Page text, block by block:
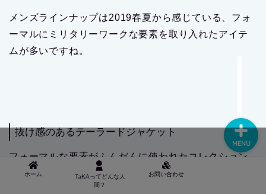
メンズラインナップは2019春夏から感じている、フォ
ーマルにミリタリーワークな要素を取り入れたアイテ
ムが多いですね。
抜け感のあるテーラードジャケット
フォーマルな要素がふんだんに使われたコレクション
が多いですが、スーツを崩して抜け感ある演出をする
海外スナップが比較的多いです。
ホーム
TaKAってどんな人
間？
お問い合わせ
MENU
● TAKAってどんな人間？